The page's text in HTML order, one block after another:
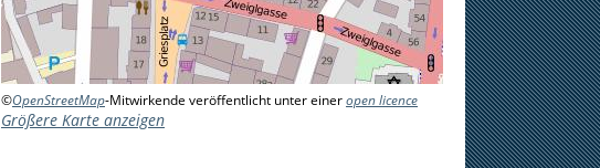
©OpenStreetMap-Mitwirkende veröffentlicht unter einer open licence
Größere Karte anzeigen